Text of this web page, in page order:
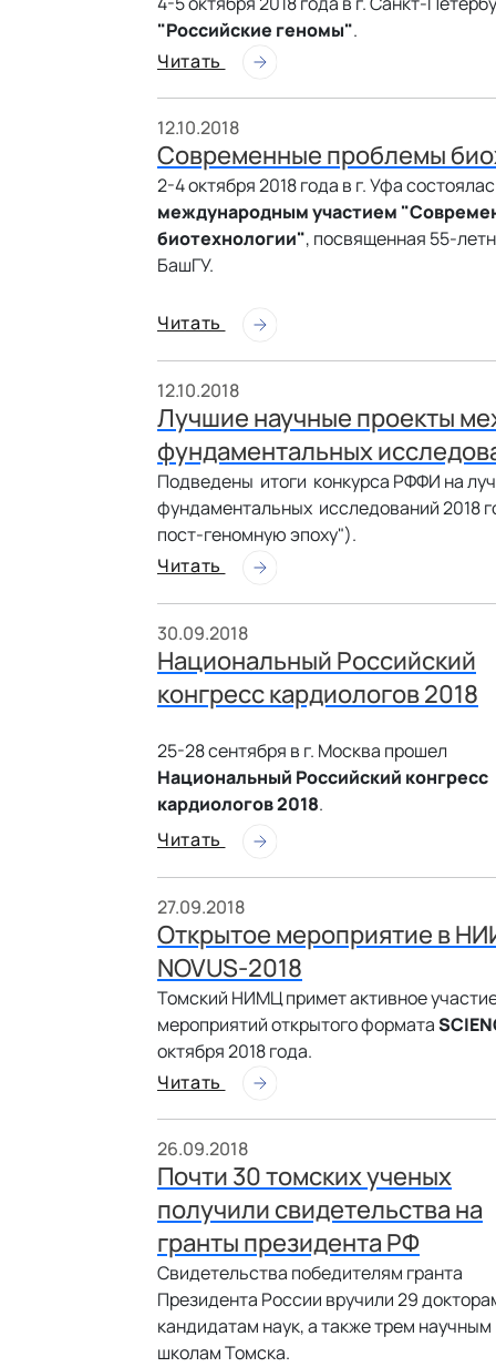
"Российские геномы".
Читать
12.10.2018
Современные проблемы
2-4 октября 2018 года в г. Уфа
международным участием
биотехнологии", посвященная 55-
БашГУ.
Читать
12.10.2018
Лучшие научные проекты
фундаментальных
Подведены итоги конкурса РФФИ на
фундаментальных исследований 2018
пост-геномную эпоху").
Читать
30.09.2018
Национальный Российский
конгресс кардиологов 2018
25-28 сентября в г. Москва прошел
Национальный Российский конгресс
кардиологов 2018.
Читать
27.09.2018
Открытое мероприятие в
NOVUS-2018
Томский НИМЦ примет активное
мероприятий открытого формата
октября 2018 года.
Читать
26.09.2018
Почти 30 томских ученых
получили свидетельства на
гранты президента РФ
Свидетельства победителям гранта
Президента России вручили 29
кандидатам наук, а также трем научным
школам Томска.